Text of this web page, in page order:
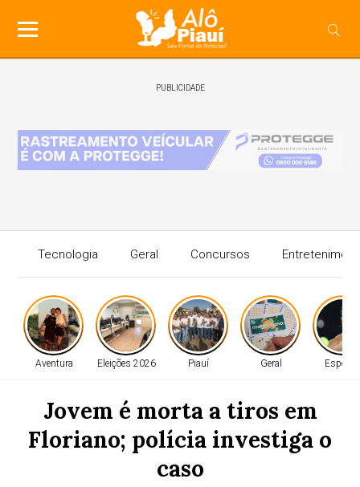
PUBLICIDADE
Tecnologia Geral Concursos
Aventura Eleições 2026 Piauí Geral
Jovem é morta a tiros em
Floriano; polícia investiga o
caso